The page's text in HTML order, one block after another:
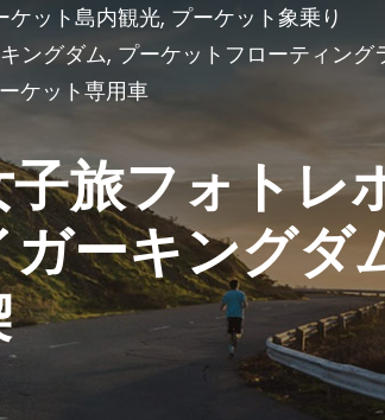
ケット島内観光, プーケット象乗り
ングダム, プーケットフローティング
ケット専用車
旅フォトレ
ーキングダ